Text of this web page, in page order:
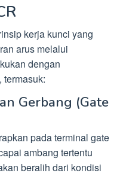
kerja kunci yang
arus melalui
dengan
termasuk:
Gerbang (Gate
pada terminal gate
ambang tertentu
beralih dari kondisi